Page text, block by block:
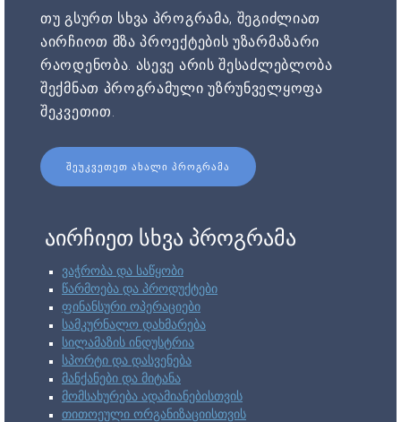
თუ გსურთ სხვა პროგრამა, შეგიძლიათ
აირჩიოთ მზა პროექტების უზარმაზარი
რაოდენობა. ასევე არის შესაძლებლობა
შექმნათ პროგრამული უზრუნველყოფა
შეკვეთით.
ᲨᲔᲣᲙᲕᲔᲗᲔᲗ ᲐᲮᲐᲚᲘ ᲞᲠᲝᲒᲠᲐᲛᲐ
აირჩიეთ სხვა პროგრამა
ვაჭრობა და საწყობი
წარმოება და პროდუქტები
ფინანსური ოპერაციები
სამკურნალო დახმარება
სილამაზის ინდუსტრია
სპორტი და დასვენება
მანქანები და მიტანა
მომსახურება ადამიანებისთვის
თითოეული ორგანიზაციისთვის